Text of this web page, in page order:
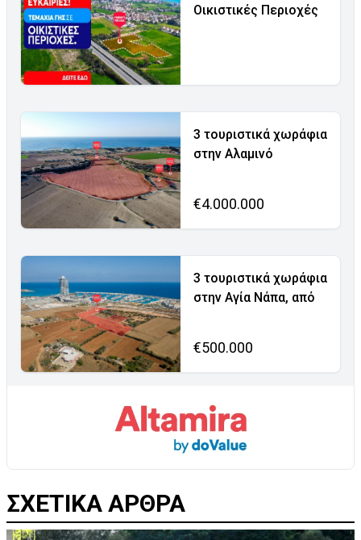
Οικιστικές Περιοχές
3 τουριστικά χωράφια
στην Αλαμινό
€4.000.000
3 τουριστικά χωράφια
στην Αγία Νάπα, από
€500.000
ΣΧΕΤΙΚΑ ΑΡΘΡΑ